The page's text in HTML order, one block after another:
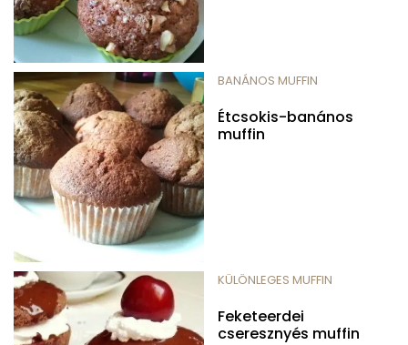
BANÁNOS MUFFIN
Étcsokis-banános
muffin
KÜLÖNLEGES MUFFIN
Feketeerdei
cseresznyés muffin